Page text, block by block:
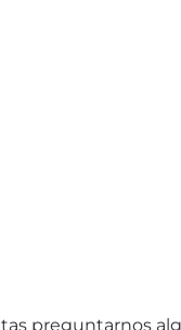
preguntarnos